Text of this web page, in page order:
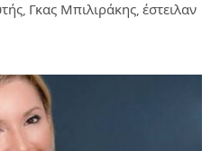
Γκας Μπιλιράκης, έστειλαν